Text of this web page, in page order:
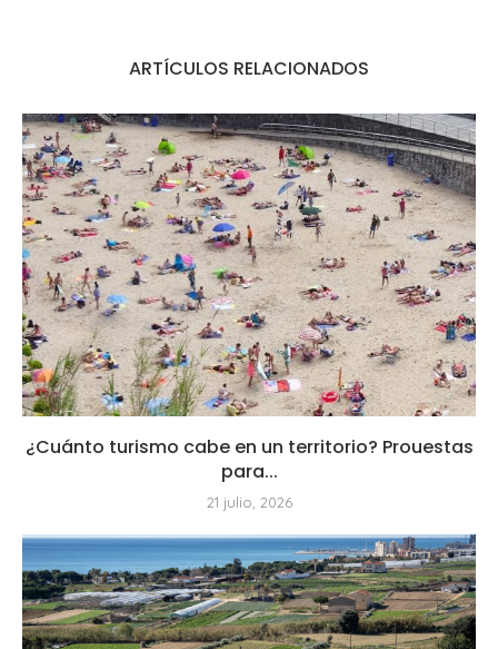
ARTÍCULOS RELACIONADOS
¿Cuánto turismo cabe en un territorio? Prouestas
para...
21 julio, 2026